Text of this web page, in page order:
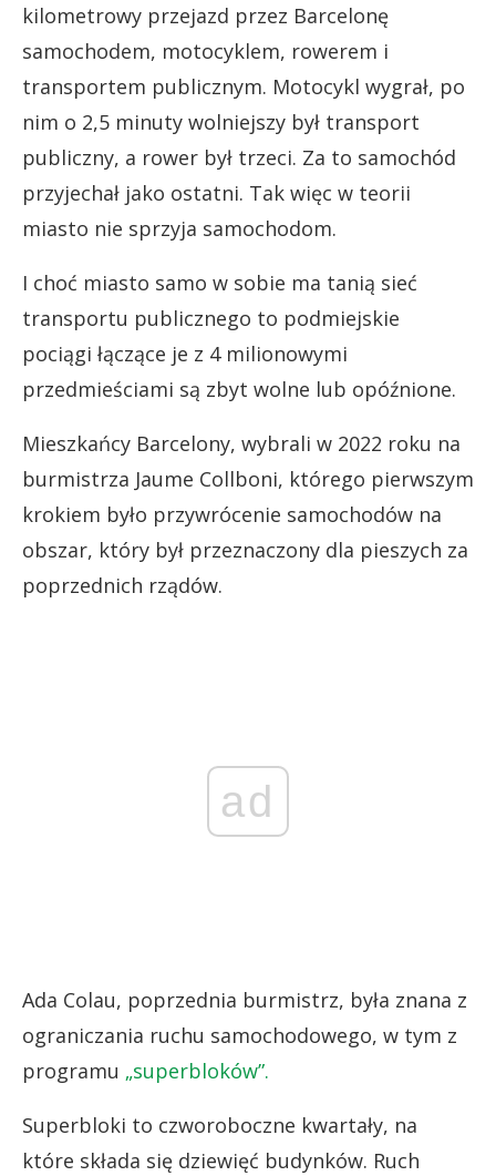
kilometrowy przejazd przez Barcelonę
samochodem, motocyklem, rowerem i
transportem publicznym. Motocykl wygrał, po
nim o 2,5 minuty wolniejszy był transport
publiczny, a rower był trzeci. Za to samochód
przyjechał jako ostatni. Tak więc w teorii
miasto nie sprzyja samochodom.
I choć miasto samo w sobie ma tanią sieć
transportu publicznego to podmiejskie
pociągi łączące je z 4 milionowymi
przedmieściami są zbyt wolne lub opóźnione.
Mieszkańcy Barcelony, wybrali w 2022 roku na
burmistrza Jaume Collboni, którego pierwszym
krokiem było przywrócenie samochodów na
obszar, który był przeznaczony dla pieszych za
poprzednich rządów.
ad
Ada Colau, poprzednia burmistrz, była znana z
ograniczania ruchu samochodowego, w tym z
programu „superbloków”.
Superbloki to czworoboczne kwartały, na
które składa się dziewięć budynków. Ruch